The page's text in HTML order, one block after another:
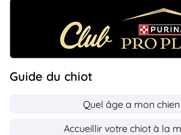
Guide du chiot
Quel âge a mon chien
Accueillir votre chiot à la